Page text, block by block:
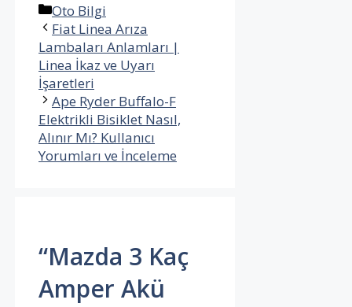
Kategoriler
Oto Bilgi
Fiat Linea Arıza
Lambaları Anlamları |
Linea İkaz ve Uyarı
İşaretleri
Ape Ryder Buffalo-F
Elektrikli Bisiklet Nasıl,
Alınır Mı? Kullanıcı
Yorumları ve İnceleme
“Mazda 3 Kaç
Amper Akü